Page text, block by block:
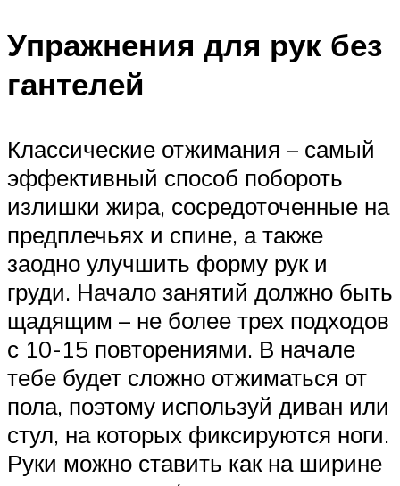
Упражнения для рук без
гантелей
Классические отжимания – самый
эффективный способ побороть
излишки жира, сосредоточенные на
предплечьях и спине, а также
заодно улучшить форму рук и
груди. Начало занятий должно быть
щадящим – не более трех подходов
с 10-15 повторениями. В начале
тебе будет сложно отжиматься от
пола, поэтому используй диван или
стул, на которых фиксируются ноги.
Руки можно ставить как на ширине